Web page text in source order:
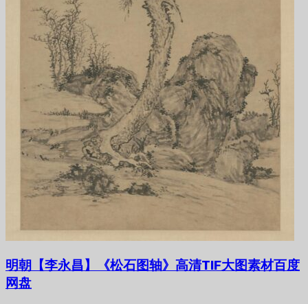
明朝【李永昌】《松石图轴》高清TIF大图素材百度
网盘